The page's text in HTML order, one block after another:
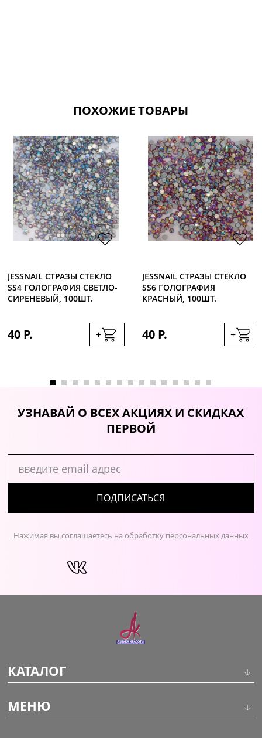
ПОХОЖИЕ ТОВАРЫ
JESSNAIL СТРАЗЫ СТЕКЛО
SS4 ГОЛОГРАФИЯ СВЕТЛО-
СИРЕНЕВЫЙ, 100ШТ.
40 Р. +
JESSNAIL СТРАЗЫ СТЕКЛО
SS6 ГОЛОГРАФИЯ
КРАСНЫЙ, 100ШТ.
40 Р. +
УЗНАВАЙ О ВСЕХ АКЦИЯХ И СКИДКАХ
ПЕРВОЙ
ПОДПИСАТЬСЯ
Нажимая вы соглашаетесь на обработку персональных данных
КАТАЛОГ
МЕНЮ